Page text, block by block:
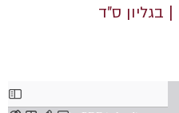
| בגליון ס"ד